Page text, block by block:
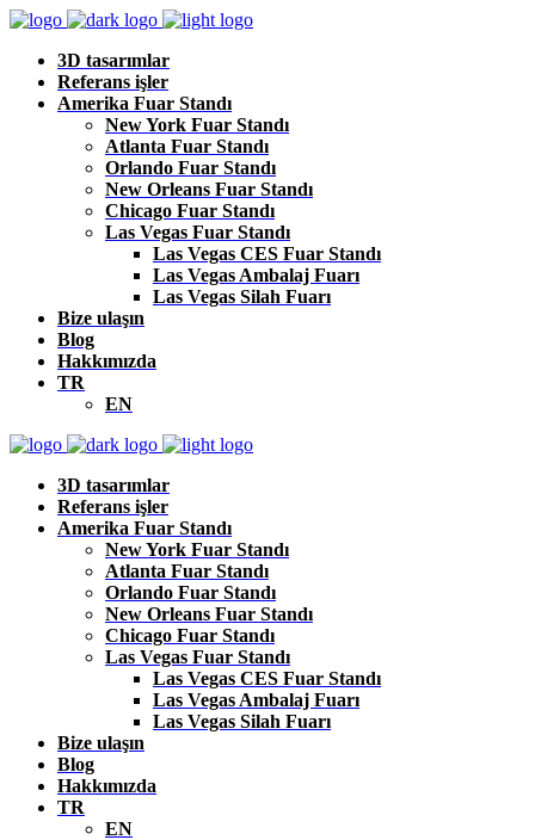
3D tasarımlar
Referans işler
Amerika Fuar Standı
New York Fuar Standı
Atlanta Fuar Standı
Orlando Fuar Standı
New Orleans Fuar Standı
Chicago Fuar Standı
Las Vegas Fuar Standı
Las Vegas CES Fuar Standı
Las Vegas Ambalaj Fuarı
Las Vegas Silah Fuarı
Bize ulaşın
Blog
Hakkımızda
TR
EN
3D tasarımlar
Referans işler
Amerika Fuar Standı
New York Fuar Standı
Atlanta Fuar Standı
Orlando Fuar Standı
New Orleans Fuar Standı
Chicago Fuar Standı
Las Vegas Fuar Standı
Las Vegas CES Fuar Standı
Las Vegas Ambalaj Fuarı
Las Vegas Silah Fuarı
Bize ulaşın
Blog
Hakkımızda
TR
EN